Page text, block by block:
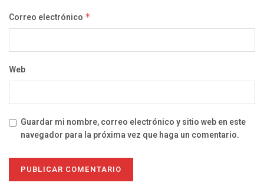
Correo electrónico *
Web
Guardar mi nombre, correo electrónico y sitio web en este
navegador para la próxima vez que haga un comentario.